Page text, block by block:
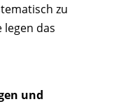
zu
das
und